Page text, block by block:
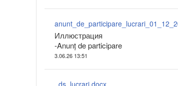
Иллюстрация
-Anunț de participare
3.06.26 13:51